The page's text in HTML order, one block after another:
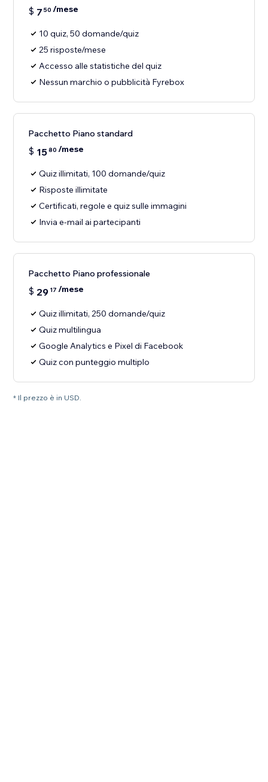
$ 7 50 /mese
10 quiz, 50 domande/quiz
25 risposte/mese
Accesso alle statistiche del quiz
Nessun marchio o pubblicità Fyrebox
Pacchetto Piano standard
$ 1580 /mese
Quiz illimitati, 100 domande/quiz
Risposte illimitate
Certificati, regole e quiz sulle immagini
Invia e-mail ai partecipanti
Pacchetto Piano professionale
$ 29 17 /mese
Quiz illimitati, 250 domande/quiz
Quiz multilingua
Google Analytics e Pixel di Facebook
Quiz con punteggio multiplo
* Il prezzo è in USD.